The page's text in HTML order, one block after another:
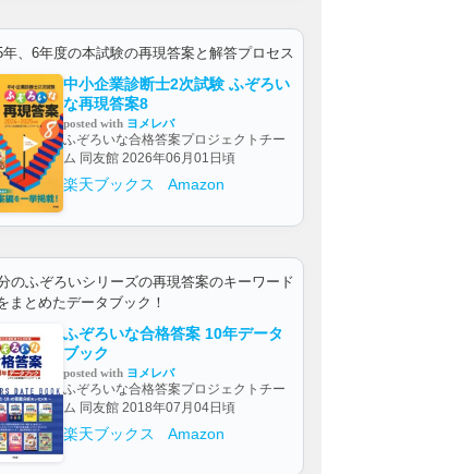
年、6年度の本試験の再現答案と解答プロセス
中小企業診断士2次試験 ふぞろい
な再現答案8
posted with ヨメレバ
ふぞろいな合格答案プロジェクトチー
ム 同友館 2026年06月01日頃
楽天ブックス Amazon
のふぞろいシリーズの再現答案のキーワード
まとめたデータブック！
ふぞろいな合格答案 10年データ
ブック
posted with ヨメレバ
ふぞろいな合格答案プロジェクトチー
ム 同友館 2018年07月04日頃
楽天ブックス Amazon